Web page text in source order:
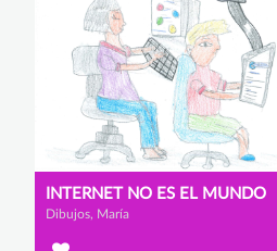
INTERNET NO ES EL MUNDO
Dibujos, María